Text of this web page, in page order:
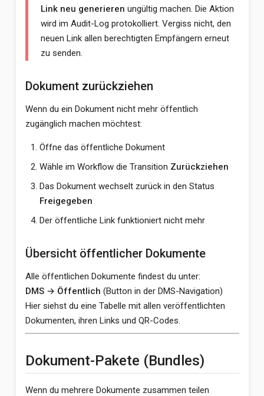
Link neu generieren ungültig machen. Die Aktion
wird im Audit-Log protokolliert. Vergiss nicht, den
neuen Link allen berechtigten Empfängern erneut
zu senden.
Dokument zurückziehen
Wenn du ein Dokument nicht mehr öffentlich
zugänglich machen möchtest:
Öffne das öffentliche Dokument
Wähle im Workflow die Transition Zurückziehen
Das Dokument wechselt zurück in den Status
Freigegeben
Der öffentliche Link funktioniert nicht mehr
Übersicht öffentlicher Dokumente
Alle öffentlichen Dokumente findest du unter:
DMS → Öffentlich (Button in der DMS-Navigation)
Hier siehst du eine Tabelle mit allen veröffentlichten
Dokumenten, ihren Links und QR-Codes.
Dokument-Pakete (Bundles)
Wenn du mehrere Dokumente zusammen teilen